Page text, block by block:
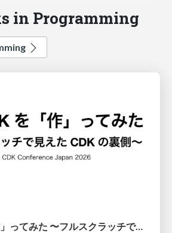
in Programming
AWS CDK を「作」ってみた 〜フルスクラッチで見えた CDK の裏側〜 / aws-cdk-from-scratch